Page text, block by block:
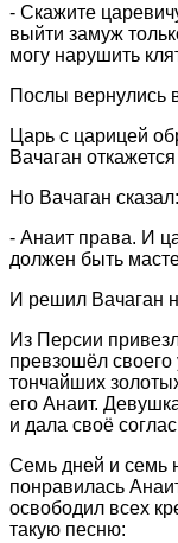
- Скажите
выйти замуж
могу нарушить
Послы вернулись
Царь с царицей
Вачаган
Но Вачаган сказал:
- Анаит права. И
должен быть
И решил Вачаган
Из Персии
превзошёл своего
тончайших
его Анаит.
и дала своё
Семь дней и семь
понравилась
освободил всех
такую песню: